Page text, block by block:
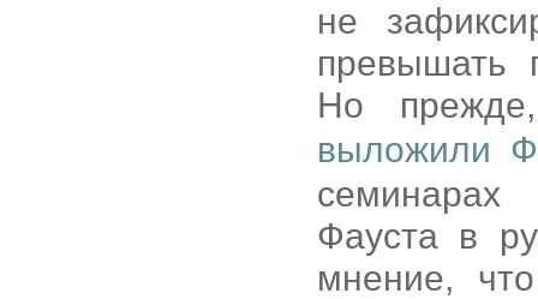
не
превышать
Но
выложили
Фауста в
мнение,